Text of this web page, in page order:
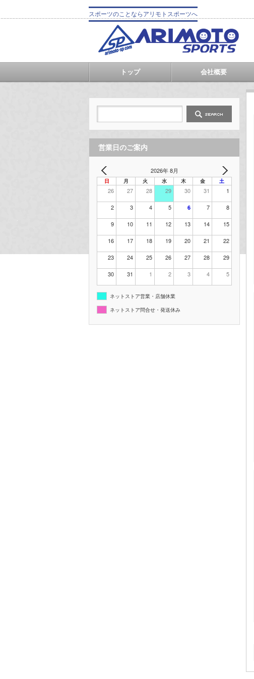
スポーツのことならアリモトスポーツへ
トップ 会社概要
営業日のご案内
2026年 8月
日 月 火 水 木 金 土
26 27 28 29 30 31 1
2 3 4 5 6 7 8
9 10 11 12 13 14 15
16 17 18 19 20 21 22
23 24 25 26 27 28 29
30 31 1 2 3 4 5
ネットストア営業・店舗休業
ネットストア問合せ・発送休み